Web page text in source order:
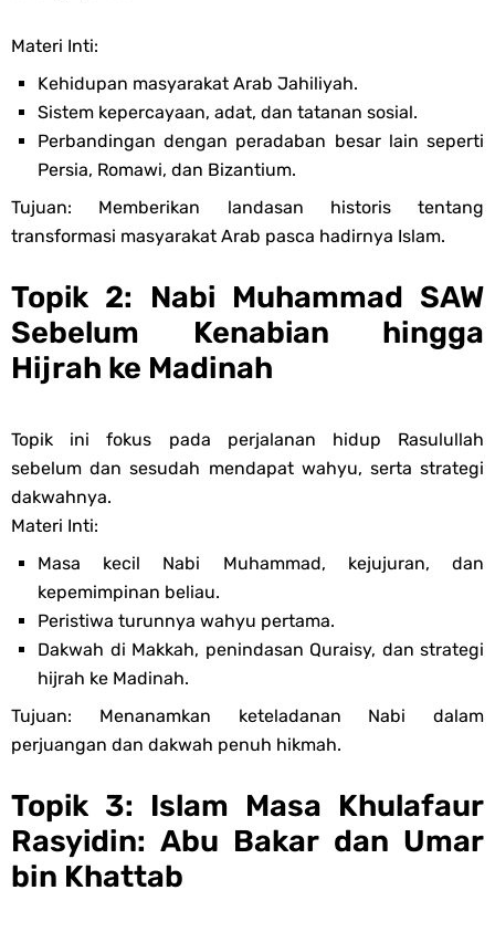
Materi Inti:
Kehidupan masyarakat Arab Jahiliyah.
Sistem kepercayaan, adat, dan tatanan sosial.
Perbandingan dengan peradaban besar lain seperti
Persia, Romawi, dan Bizantium.
Tujuan: Memberikan landasan historis tentang
transformasi masyarakat Arab pasca hadirnya Islam.
Topik 2: Nabi Muhammad SAW
Sebelum Kenabian hingga
Hijrah ke Madinah
Topik ini fokus pada perjalanan hidup Rasulullah
sebelum dan sesudah mendapat wahyu, serta strategi
dakwahnya.
Materi Inti:
Masa kecil Nabi Muhammad, kejujuran, dan
kepemimpinan beliau.
Peristiwa turunnya wahyu pertama.
Dakwah di Makkah, penindasan Quraisy, dan strategi
hijrah ke Madinah.
Tujuan: Menanamkan keteladanan Nabi dalam
perjuangan dan dakwah penuh hikmah.
Topik 3: Islam Masa Khulafaur
Rasyidin: Abu Bakar dan Umar
bin Khattab